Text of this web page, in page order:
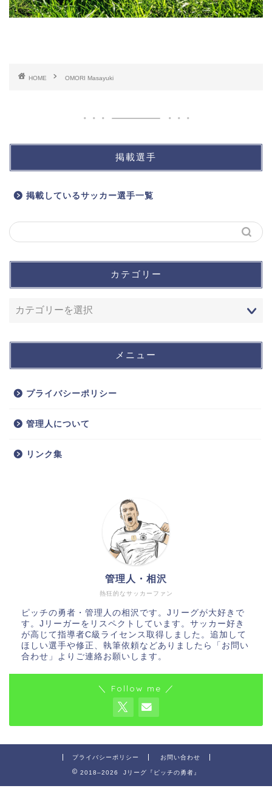
HOME OMORI Masayuki
掲載選手
掲載しているサッカー選手一覧
カテゴリー
メニュー
プライバシーポリシー
管理人について
リンク集
熱狂的なサッカーファン
管理人・相沢
ピッチの勇者・管理人の相沢です。Jリーグが大好きで
す。Jリーガーをリスペクトしています。サッカー好き
が高じて指導者C級ライセンス取得しました。追加して
ほしい選手や修正、執筆依頼などありましたら「お問い
合わせ」よりご連絡お願いします。
＼ Follow me ／
プライバシーポリシー お問い合わせ
2018–2026 Jリーグ『ピッチの勇者』